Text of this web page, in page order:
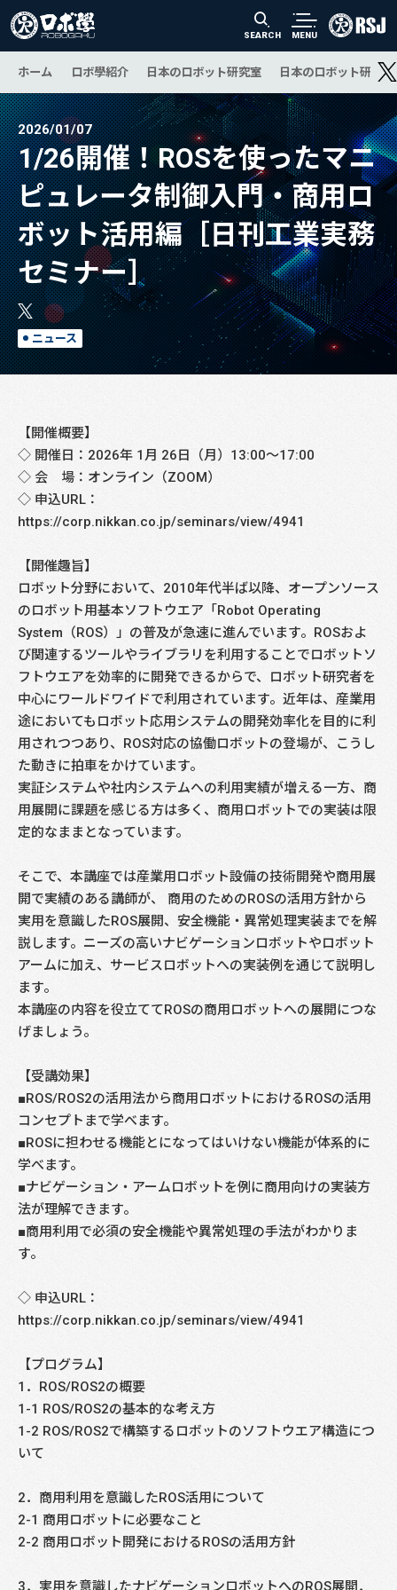
SEARCH MENU
ホーム ロボ學紹介 日本のロボット研究室 日本のロボット研究
2026/01/07
1/26開催！ROSを使ったマニ
ピュレータ制御入門・商用ロ
ボット活用編［日刊工業実務
セミナー］
ニュース
【開催概要】
◇ 開催日：2026年 1月 26日（月）13:00～17:00
◇ 会 場：オンライン（ZOOM）
◇ 申込URL：
https://corp.nikkan.co.jp/seminars/view/4941
【開催趣旨】
ロボット分野において、2010年代半ば以降、オープンソース
のロボット用基本ソフトウエア「Robot Operating
System（ROS）」の普及が急速に進んでいます。ROSおよ
び関連するツールやライブラリを利用することでロボットソ
フトウエアを効率的に開発できるからで、ロボット研究者を
中心にワールドワイドで利用されています。近年は、産業用
途においてもロボット応用システムの開発効率化を目的に利
用されつつあり、ROS対応の協働ロボットの登場が、こうし
た動きに拍車をかけています。
実証システムや社内システムへの利用実績が増える一方、商
用展開に課題を感じる方は多く、商用ロボットでの実装は限
定的なままとなっています。
そこで、本講座では産業用ロボット設備の技術開発や商用展
開で実績のある講師が、 商用のためのROSの活用方針から
実用を意識したROS展開、安全機能・異常処理実装までを解
説します。ニーズの高いナビゲーションロボットやロボット
アームに加え、サービスロボットへの実装例を通じて説明し
ます。
本講座の内容を役立ててROSの商用ロボットへの展開につな
げましょう。
【受講効果】
■ROS/ROS2の活用法から商用ロボットにおけるROSの活用
コンセプトまで学べます。
■ROSに担わせる機能とになってはいけない機能が体系的に
学べます。
■ナビゲーション・アームロボットを例に商用向けの実装方
法が理解できます。
■商用利用で必須の安全機能や異常処理の手法がわかりま
す。
◇ 申込URL：
https://corp.nikkan.co.jp/seminars/view/4941
【プログラム】
1．ROS/ROS2の概要
1-1 ROS/ROS2の基本的な考え方
1-2 ROS/ROS2で構築するロボットのソフトウエア構造につ
いて
2．商用利用を意識したROS活用について
2-1 商用ロボットに必要なこと
2-2 商用ロボット開発におけるROSの活用方針
3．実用を意識したナビゲーションロボットへのROS展開．